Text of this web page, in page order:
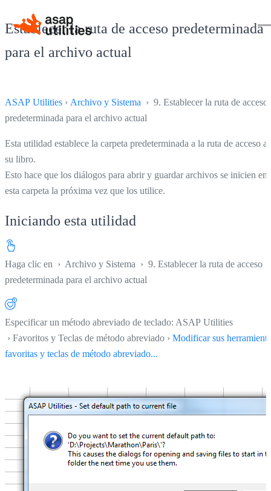
Establecer la ruta de acceso predeterminada
para el archivo actual
ASAP Utilities › Archivo y Sistema › 9. Establecer la ruta de acceso
predeterminada para el archivo actual
Esta utilidad establece la carpeta predeterminada a la ruta de acceso a
su libro.
Esto hace que los diálogos para abrir y guardar archivos se inicien en
esta carpeta la próxima vez que los utilice.
Iniciando esta utilidad
Haga clic en › Archivo y Sistema › 9. Establecer la ruta de acceso
predeterminada para el archivo actual
Especificar un método abreviado de teclado: ASAP Utilities
› Favoritos y Teclas de método abreviado › Modificar sus
favoritas y teclas de método abreviado...